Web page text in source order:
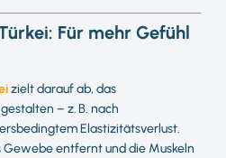
Für mehr Gefühl
zielt darauf ab, das
– z. B. nach
Elastizitätsverlust.
Gewebe entfernt und die Muskeln